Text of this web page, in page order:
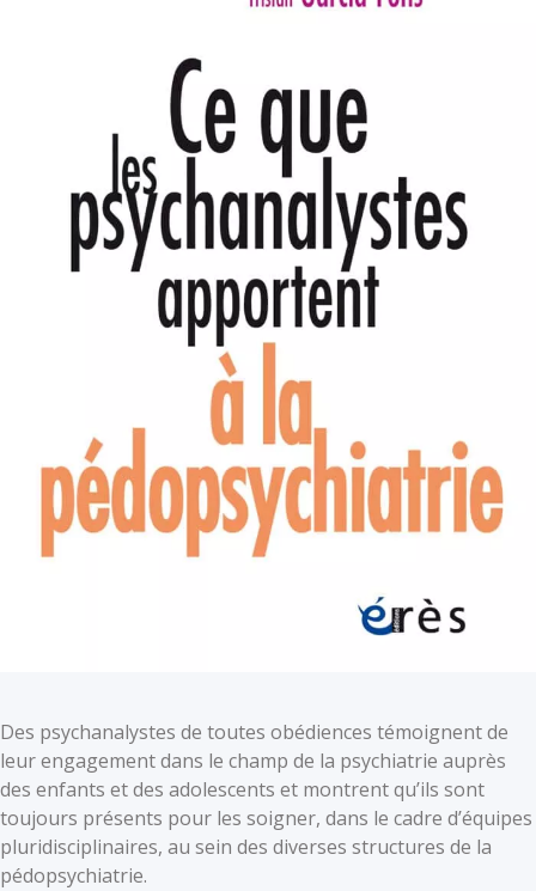
Des psychanalystes de toutes obédiences témoignent de
leur engagement dans le champ de la psychiatrie auprès
des enfants et des adolescents et montrent qu’ils sont
toujours présents pour les soigner, dans le cadre d’équipes
pluridisciplinaires, au sein des diverses structures de la
pédopsychiatrie.